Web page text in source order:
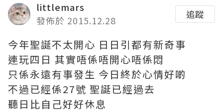
littlemars
發佈於 2015.12.28
追蹤
今年聖誕不太開心 日日引都有新奇事
連玩四日 其實唔係唔開心唔係悶
只係永遠有事發生 今日終於心情好啲
不過已經係27號 聖誕已經過去
聽日比自己好好休息